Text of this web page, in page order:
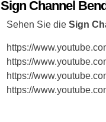
Sign Channel
Sehen Sie die Sign
https://
https://
https://
https://